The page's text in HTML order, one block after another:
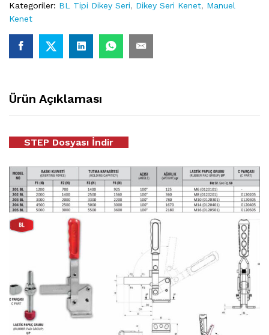
Kategoriler: BL Tipi Dikey Seri, Dikey Seri Kenet, Manuel
Kenet
Ürün Açıklaması
STEP Dosyası İndir